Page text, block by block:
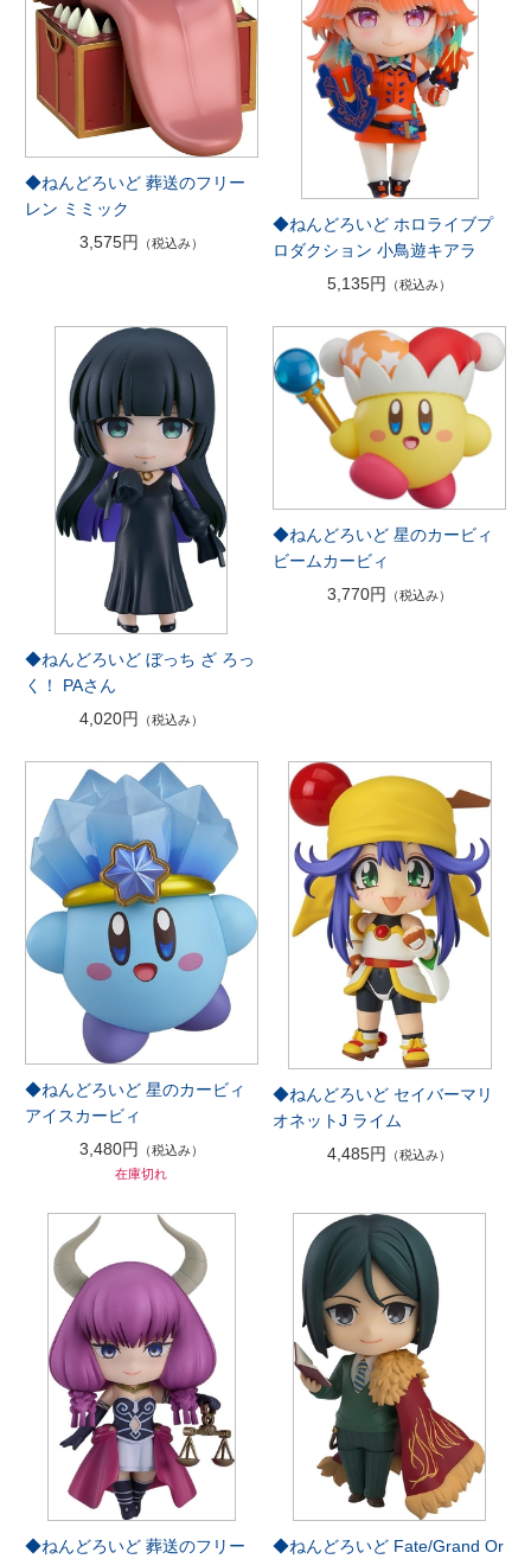
◆ねんどろいど 葬送のフリー
レン ミミック
3,575円
（税込み）
◆ねんどろいど ホロライブプ
ロダクション 小鳥遊キアラ
5,135円
（税込み）
◆ねんどろいど ぼっち ざ ろっ
く！ PAさん
4,020円
（税込み）
◆ねんどろいど 星のカービィ
ビームカービィ
3,770円
（税込み）
◆ねんどろいど 星のカービィ
アイスカービィ
3,480円
（税込み）
在庫切れ
◆ねんどろいど セイバーマリ
オネットJ ライム
4,485円
（税込み）
◆ねんどろいど 葬送のフリー ◆ねんどろいど Fate/Grand Or